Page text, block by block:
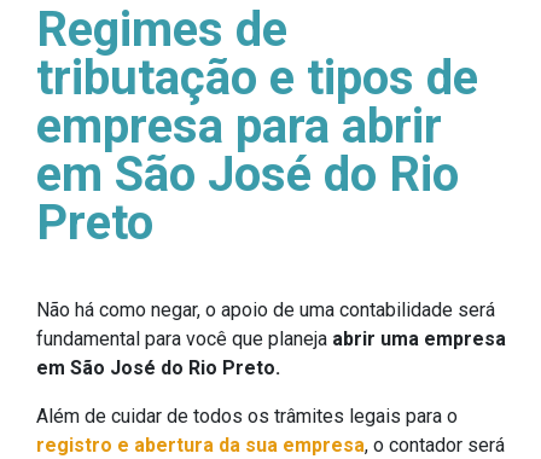
Regimes de
tributação e tipos de
empresa para abrir
em São José do Rio
Preto
Não há como negar, o apoio de uma contabilidade será
fundamental para você que planeja abrir uma empresa
em São José do Rio Preto.
Além de cuidar de todos os trâmites legais para o
registro e abertura da sua empresa, o contador será